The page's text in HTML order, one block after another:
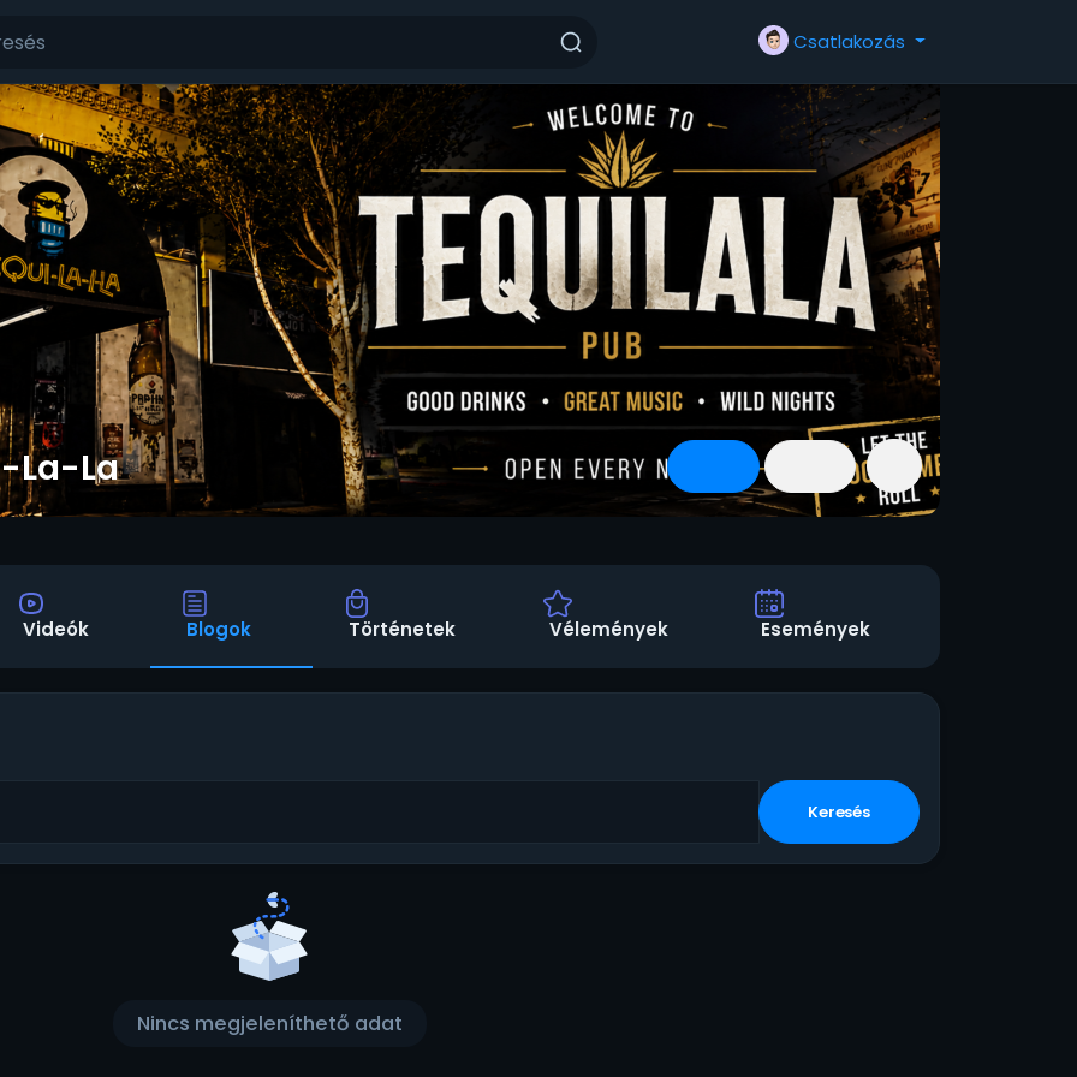
Csatlakozás
La-La
Videók Blogok Történetek Vélemények Események
Keresés
Nincs megjeleníthető adat